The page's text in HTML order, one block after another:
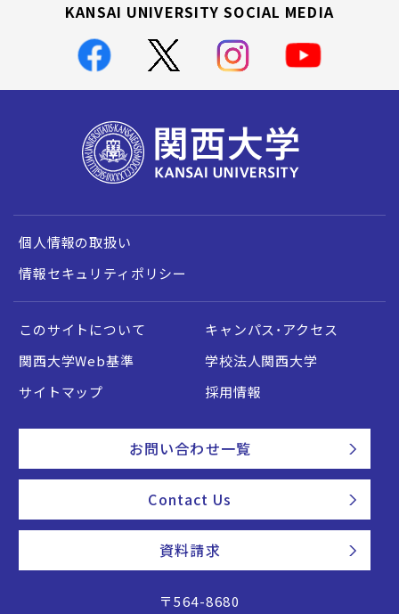
KANSAI UNIVERSITY SOCIAL MEDIA
個人情報の取扱い
情報セキュリティポリシー
このサイトについて
キャンパス・アクセス
関西大学Web基準
学校法人関西大学
サイトマップ
採用情報
お問い合わせ一覧
Contact Us
資料請求
〒564-8680